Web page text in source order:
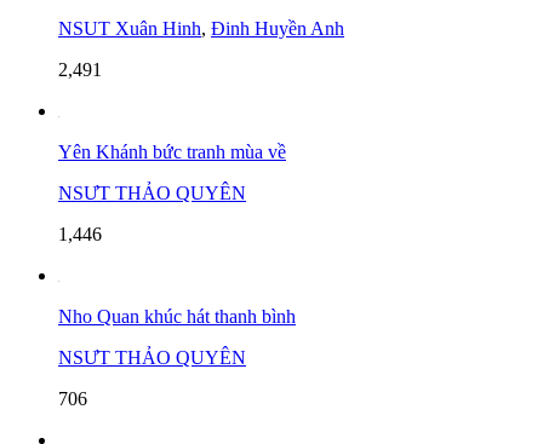
NSUT Xuân Hinh, Đinh Huyền Anh
2,491
Yên Khánh bức tranh mùa về
NSƯT THẢO QUYÊN
1,446
Nho Quan khúc hát thanh bình
NSƯT THẢO QUYÊN
706